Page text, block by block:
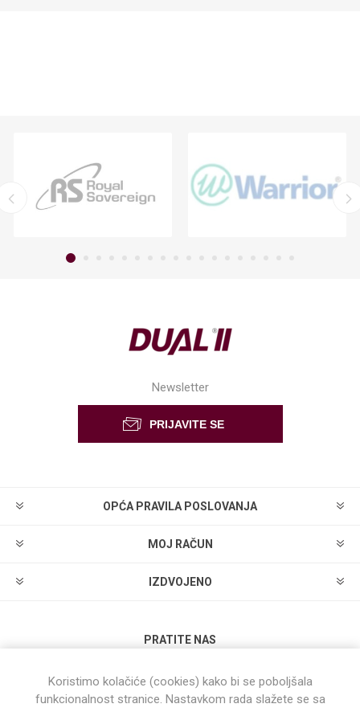
Newsletter
OPĆA PRAVILA POSLOVANJA
MOJ RAČUN
IZDVOJENO
PRATITE NAS
Koristimo kolačiće (cookies) kako bi se poboljšala
funkcionalnost stranice. Nastavkom rada slažete se sa